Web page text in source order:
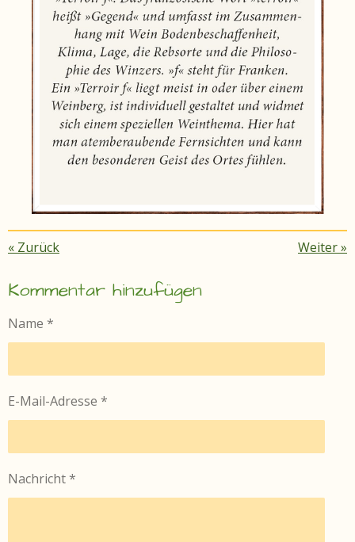
« Zurück Weiter»
Kommentar hinzufügen
Name *
E-Mail-Adresse *
Nachricht *